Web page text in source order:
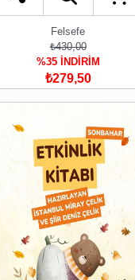
Felsefe
₺430,00
%35 İNDİRİM
₺279,50